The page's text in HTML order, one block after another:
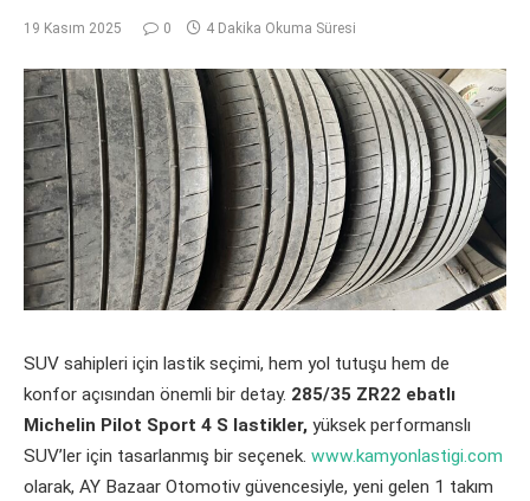
19 Kasım 2025 0 4 Dakika Okuma Süresi
SUV sahipleri için lastik seçimi, hem yol tutuşu hem de
konfor açısından önemli bir detay. 285/35 ZR22 ebatlı
Michelin Pilot Sport 4 S lastikler, yüksek performanslı
SUV’ler için tasarlanmış bir seçenek. www.kamyonlastigi.com
olarak, AY Bazaar Otomotiv güvencesiyle, yeni gelen 1 takım